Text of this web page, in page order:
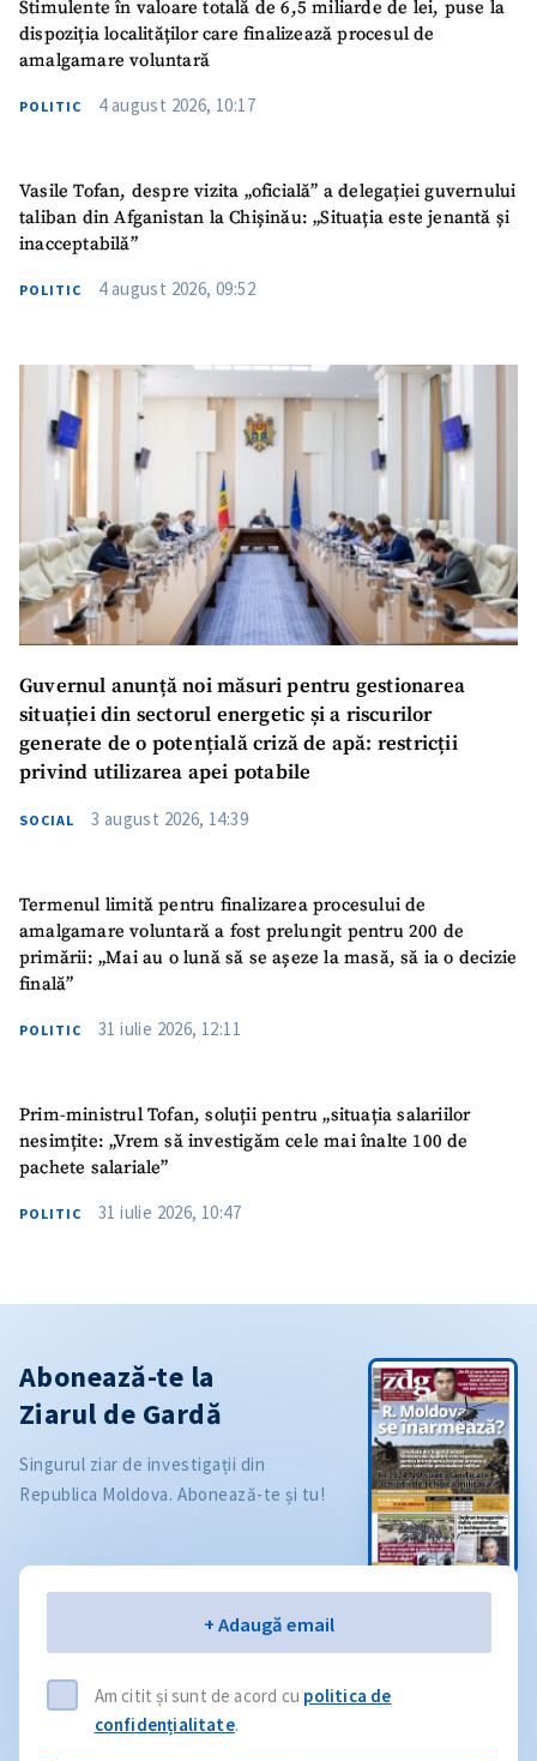
Stimulente în valoare totală de 6,5 miliarde de lei, puse la
dispoziția localităților care finalizează procesul de
amalgamare voluntară
POLITIC 4 august 2026, 10:17
Vasile Tofan, despre vizita „oficială” a delegației guvernului
taliban din Afganistan la Chișinău: „Situația este jenantă și
inacceptabilă”
POLITIC 4 august 2026, 09:52
Guvernul anunță noi măsuri pentru gestionarea
situației din sectorul energetic și a riscurilor
generate de o potențială criză de apă: restricții
privind utilizarea apei potabile
SOCIAL 3 august 2026, 14:39
Termenul limită pentru finalizarea procesului de
amalgamare voluntară a fost prelungit pentru 200 de
primării: „Mai au o lună să se așeze la masă, să ia o decizie
finală”
POLITIC 31 iulie 2026, 12:11
Prim-ministrul Tofan, soluții pentru „situația salariilor
nesimțite: „Vrem să investigăm cele mai înalte 100 de
pachete salariale”
POLITIC 31 iulie 2026, 10:47
Abonează-te la
Ziarul de Gardă
Singurul ziar de investigații din
Republica Moldova. Abonează-te și tu!
+ Adaugă email
Am citit și sunt de acord cu politica de
confidențialitate.